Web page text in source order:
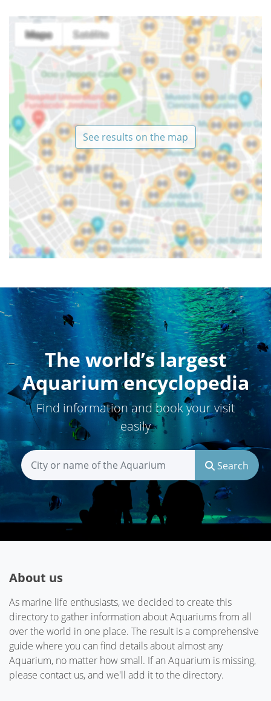
See results on the map
The world’s largest
Aquarium encyclopedia
Find information and book your visit
easily
Search
About us
As marine life enthusiasts, we decided to create this
directory to gather information about Aquariums from all
over the world in one place. The result is a comprehensive
guide where you can find details about almost any
Aquarium, no matter how small. If an Aquarium is missing,
please contact us, and we'll add it to the directory.